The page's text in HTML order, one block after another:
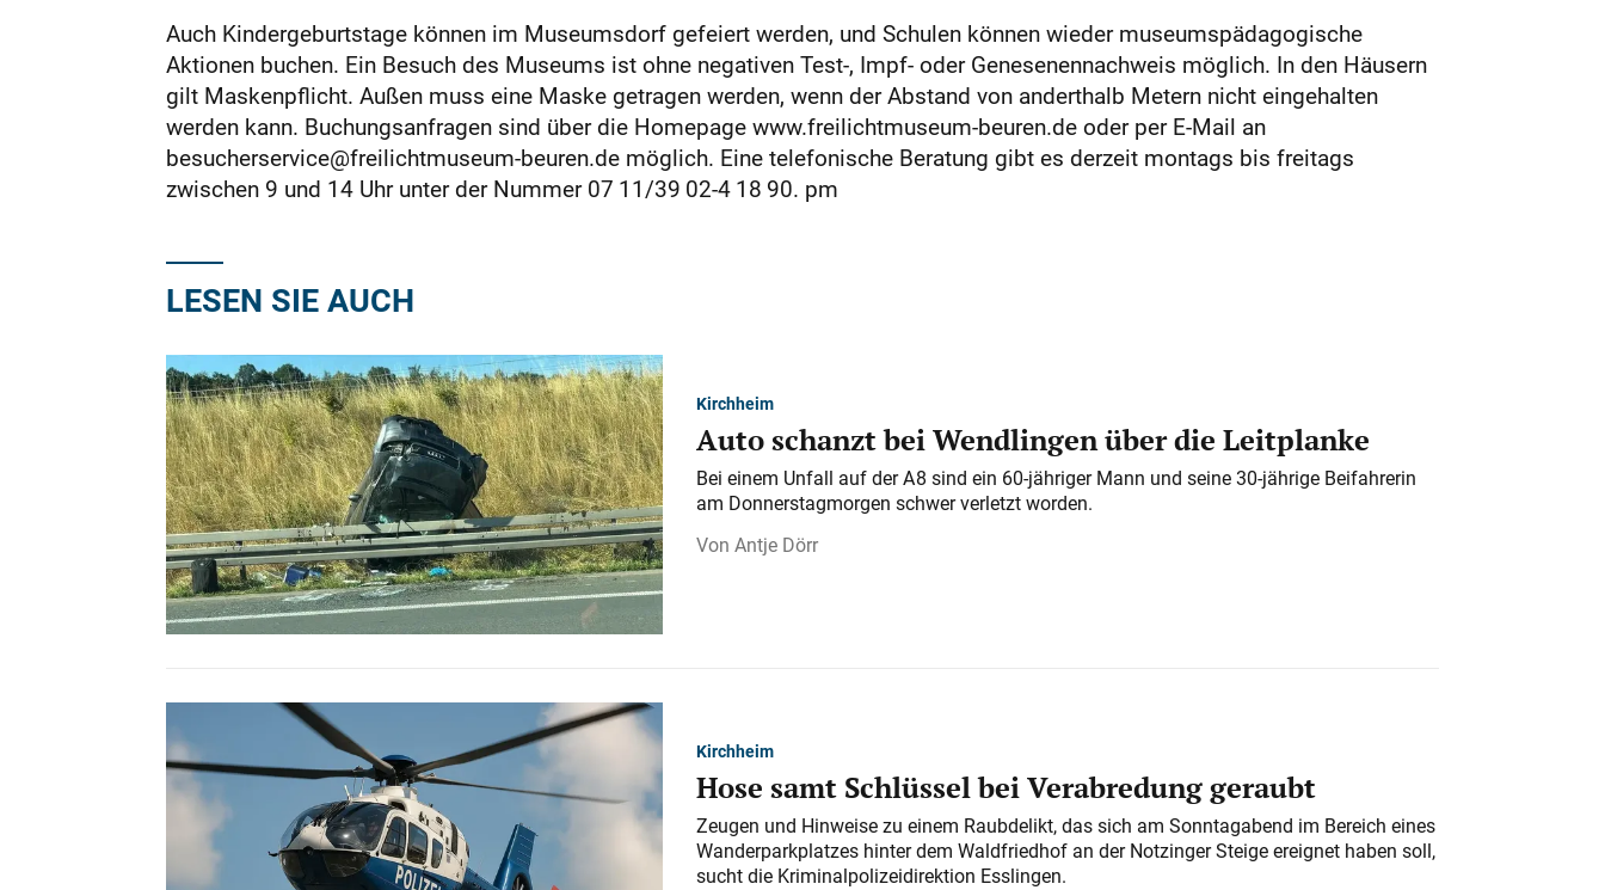
Auch Kindergeburtstage können im Museumsdorf gefeiert werden, und Schulen können wieder museumspädagogische
Aktionen buchen. Ein Besuch des Museums ist ohne negativen Test-, Impf- oder Genesenennachweis möglich. In den Häusern
gilt Maskenpflicht. Außen muss eine Maske getragen werden, wenn der Abstand von anderthalb Metern nicht eingehalten
werden kann. Buchungsanfragen sind über die Homepage www.frei­lichtmuseum-beuren.de oder per E-Mail an
besucherservice@freilichtmuseum-beuren.de möglich. Eine telefonische Beratung gibt es derzeit montags bis freitags
zwischen 9 und 14 Uhr unter der Nummer 07 11/39 02-4 18 90. pm
LESEN SIE AUCH
Kirchheim
Auto schanzt bei Wendlingen über die Leitplanke
Bei einem Unfall auf der A 8 sind ein 60-jähriger Mann und seine 30-jährige Beifahrerin
am Donnerstagmorgen schwer verletzt worden.
Antje Dörr
Kirchheim
Hose samt Schlüssel bei Verabredung geraubt
Zeugen und Hinweise zu einem Raubdelikt, das sich am Sonntagabend im Bereich eines
Wanderparkplatzes hinter dem Waldfriedhof an der Notzinger Steige ereignet haben soll,
sucht die Kriminalpolizeidirektion Esslingen.